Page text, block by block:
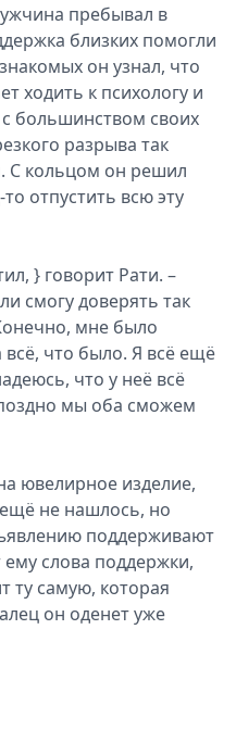
пребывал в
близких помогли
он узнал, что
ходить к психологу и
большинством своих
разрыва так
С кольцом он решил
отпустить всю эту
} говорит Рати. –
смогу доверять так
мне было
всё, что было. Я всё ещё
что у неё всё
мы оба сможем
ювелирное изделие,
не нашлось, но
поддерживают
слова поддержки,
ту самую, которая
он оденет уже